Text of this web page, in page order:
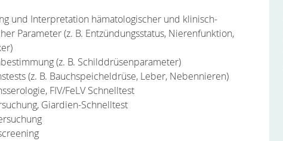
und Interpretation hämatologischer und klinisch-
Parameter (z. B. Entzündungsstatus, Nierenfunktion,
(z. B. Schilddrüsenparameter)
(z. B. Bauchspeicheldrüse, Leber, Nebennieren)
FIV/FeLV Schnelltest
Giardien-Schnelltest